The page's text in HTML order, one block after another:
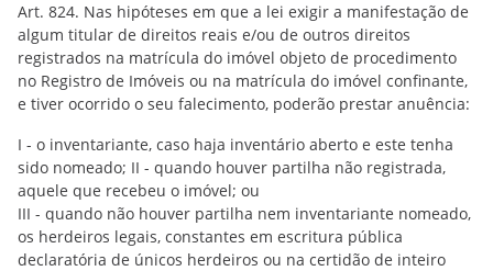
Art. 824. Nas hipóteses em que a lei exigir a manifestação de
algum titular de direitos reais e/ou de outros direitos
registrados na matrícula do imóvel objeto de procedimento
no Registro de Imóveis ou na matrícula do imóvel confinante,
e tiver ocorrido o seu falecimento, poderão prestar anuência:
I - o inventariante, caso haja inventário aberto e este tenha
sido nomeado; II - quando houver partilha não registrada,
aquele que recebeu o imóvel; ou
III - quando não houver partilha nem inventariante nomeado,
os herdeiros legais, constantes em escritura pública
declaratória de únicos herdeiros ou na certidão de inteiro